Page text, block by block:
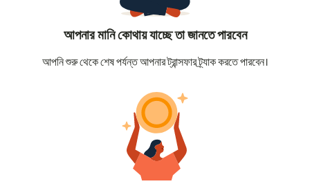
আপনার মানি কোথায় যাচ্ছে তা জানতে পারবেন
আপনি শুরু থেকে শেষ পর্যন্ত আপনার ট্রান্সফার ট্র্যাক করতে পারবেন।